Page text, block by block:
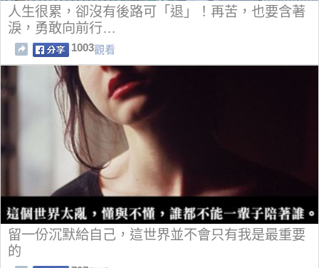
人生很累，卻沒有後路可「退」！再苦，也要含著
淚，勇敢向前行…
1003觀看
留一份沉默給自己，這世界並不會只有我是最重要
的